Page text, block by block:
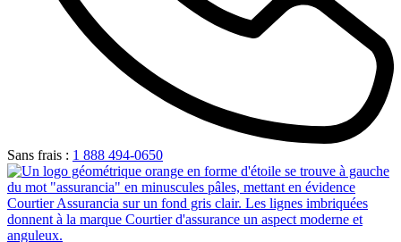
Sans frais : 1 888 494-0650